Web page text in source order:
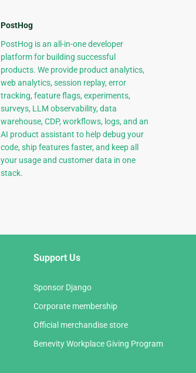
PostHog
PostHog is an all-in-one developer
platform for building successful
products. We provide product analytics,
web analytics, session replay, error
tracking, feature flags, experiments,
surveys, LLM observability, data
warehouse, CDP, workflows, logs, and an
AI product assistant to help debug your
code, ship features faster, and keep all
your usage and customer data in one
stack.
Support Us
Sponsor Django
Corporate membership
Official merchandise store
Benevity Workplace Giving Program